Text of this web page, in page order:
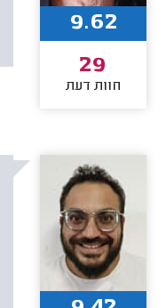
9.62
29
חוות דעת